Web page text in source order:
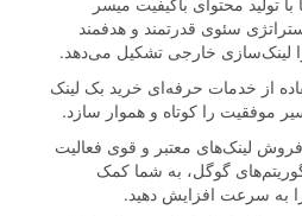
سئوی قدرتمند و هدفمند
خارجی تشکیل می‌دهد.
از خدمات حرفه‌ای خرید بک لینک
موفقیت را کوتاه و هموار سازد.
لینک‌های معتبر و قوی فعالیت
گوگل، به شما کمک
را به سرعت افزایش دهید.